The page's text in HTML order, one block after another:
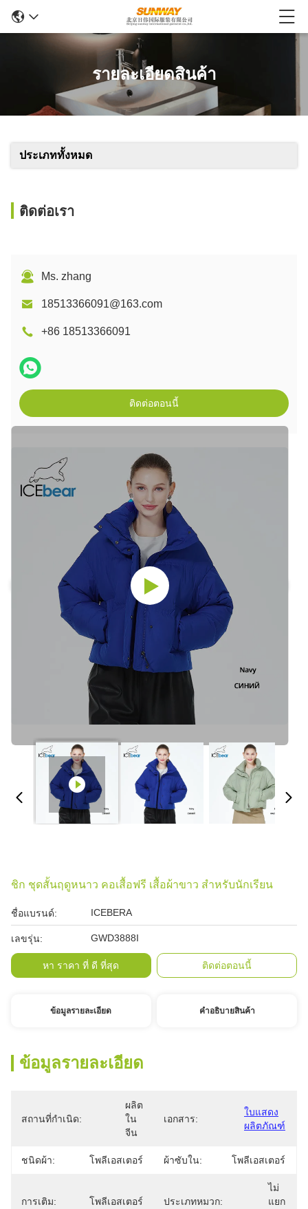
รายละเอียดสินค้า
ประเภททั้งหมด
ติดต่อเรา
Ms. zhang
18513366091@163.com
+86 18513366091
ติดต่อตอนนี้
ชิก ชุดสั้นฤดูหนาว คอเสื้อฟรี เสื้อผ้าขาว สําหรับนักเรียน
ชื่อแบรนด์: ICEBERA
เลขรุ่น: GWD3888I
หา ราคา ที่ ดี ที่สุด ติดต่อตอนนี้
ข้อมูลรายละเอียด คําอธิบายสินค้า
ข้อมูลรายละเอียด
สถานที่กำเนิด:
ผลิต
ใน
จีน
เอกสาร:
ใบแสดง
ผลิตภัณฑ์
ชนิดผ้า: โพลีเอสเตอร์ ผ้าซับใน: โพลีเอสเตอร์
การเติม: โพลีเอสเตอร์ ประเภทหมวก:
ไม่
แยก